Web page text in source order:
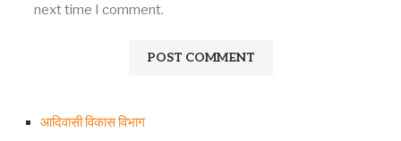
next time I comment.
आदिवासी विकास विभाग